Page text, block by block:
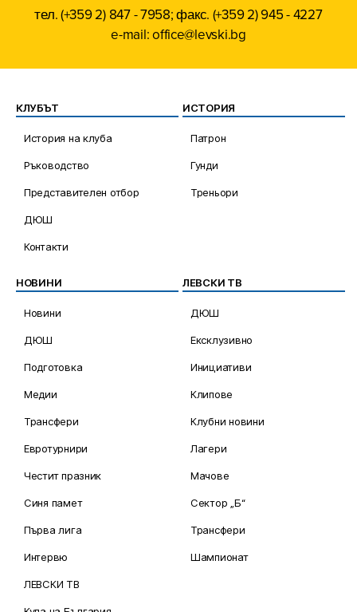
тел. (+359 2) 847 - 7958; факс. (+359 2) 945 - 4227
e-mail: office@levski.bg
КЛУБЪТ
История на клуба
Ръководство
Представителен отбор
ДЮШ
Контакти
ИСТОРИЯ
Патрон
Гунди
Треньори
НОВИНИ
Новини
ДЮШ
Подготовка
Медии
Трансфери
Евротурнири
Честит празник
Синя памет
Първа лига
Интервю
ЛЕВСКИ ТВ
ЛЕВСКИ ТВ
ДЮШ
Ексклузивно
Инициативи
Клипове
Клубни новини
Лагери
Мачове
Сектор „Б“
Трансфери
Шампионат